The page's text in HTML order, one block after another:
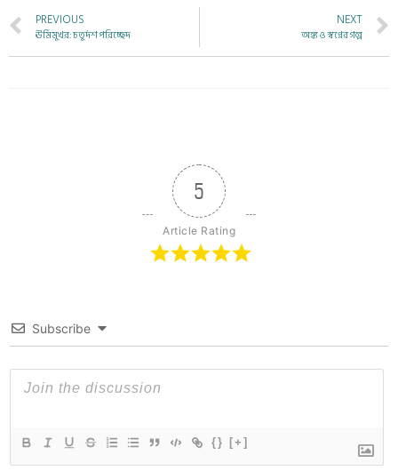
PREVIOUS
ঊর্মিমুখর: চতুর্দশ পরিচ্ছেদ
NEXT
অঙ্ক ও স্বপ্নের গল্প
5
Article Rating
Subscribe
{} [+]